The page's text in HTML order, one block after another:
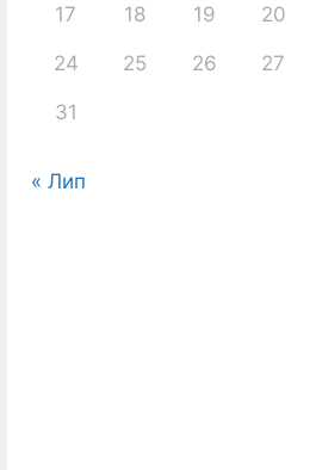
17 18 19 20
24 25 26 27
31
« Лип